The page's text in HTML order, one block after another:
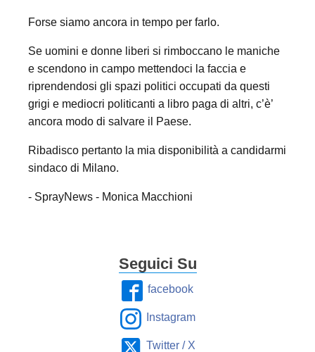
Forse siamo ancora in tempo per farlo.
Se uomini e donne liberi si rimboccano le maniche
e scendono in campo mettendoci la faccia e
riprendendosi gli spazi politici occupati da questi
grigi e mediocri politicanti a libro paga di altri, c’è’
ancora modo di salvare il Paese.
Ribadisco pertanto la mia disponibilità a candidarmi
sindaco di Milano.
- SprayNews - Monica Macchioni
Seguici Su
facebook
Instagram
Twitter / X